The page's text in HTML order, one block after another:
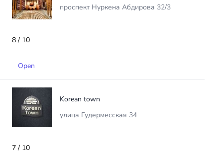
проспект Нуркена Абдирова 32/3
8 / 10
Open
Korean town
улица Гудермесская 34
7 / 10